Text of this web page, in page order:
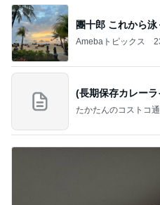
團十郎 これから
Amebaトピックス
(長期保存カレー
たかたんのコストコ